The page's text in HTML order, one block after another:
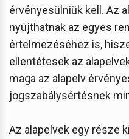
érvényesülniük kell. Az
nyújthatnak az egyes
értelmezéséhez is,
ellentétesek az
maga az alapelv
jogszabálysértésnek
Az alapelvek egy része